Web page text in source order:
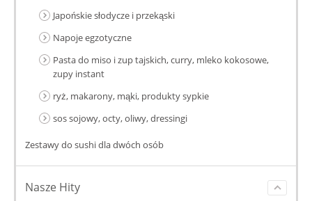
Japońskie słodycze i przekąski
Napoje egzotyczne
Pasta do miso i zup tajskich, curry, mleko kokosowe,
zupy instant
ryż, makarony, mąki, produkty sypkie
sos sojowy, octy, oliwy, dressingi
Zestawy do sushi dla dwóch osób
Nasze Hity